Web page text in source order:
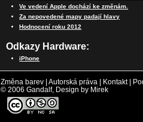
Ve vedení Apple dochází ke změnám.
Za nepovedené mapy padají hlavy
Hodnocení roku 2012
Odkazy Hardware:
iPhone
Změna barev | Autorská práva | Kontakt|
© 2006 Gandalf, Design by Mirek